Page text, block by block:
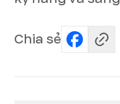
Chia sẻ